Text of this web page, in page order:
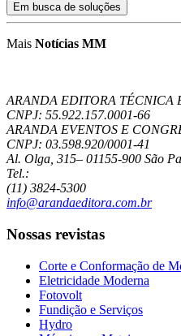
Em busca de soluções
Mais Notícias MM
ARANDA EDITORA TÉCNICA
CNPJ: 55.922.157.0001-66
ARANDA EVENTOS E
CNPJ: 03.598.920/0001-41
Al. Olga, 315– 01155-900 São
Tel.:
(11) 3824-5300
info@arandaeditora.com.br
Nossas revistas
Corte e Conformação de
Eletricidade Moderna
Fotovolt
Fundição e Serviços
Hydro